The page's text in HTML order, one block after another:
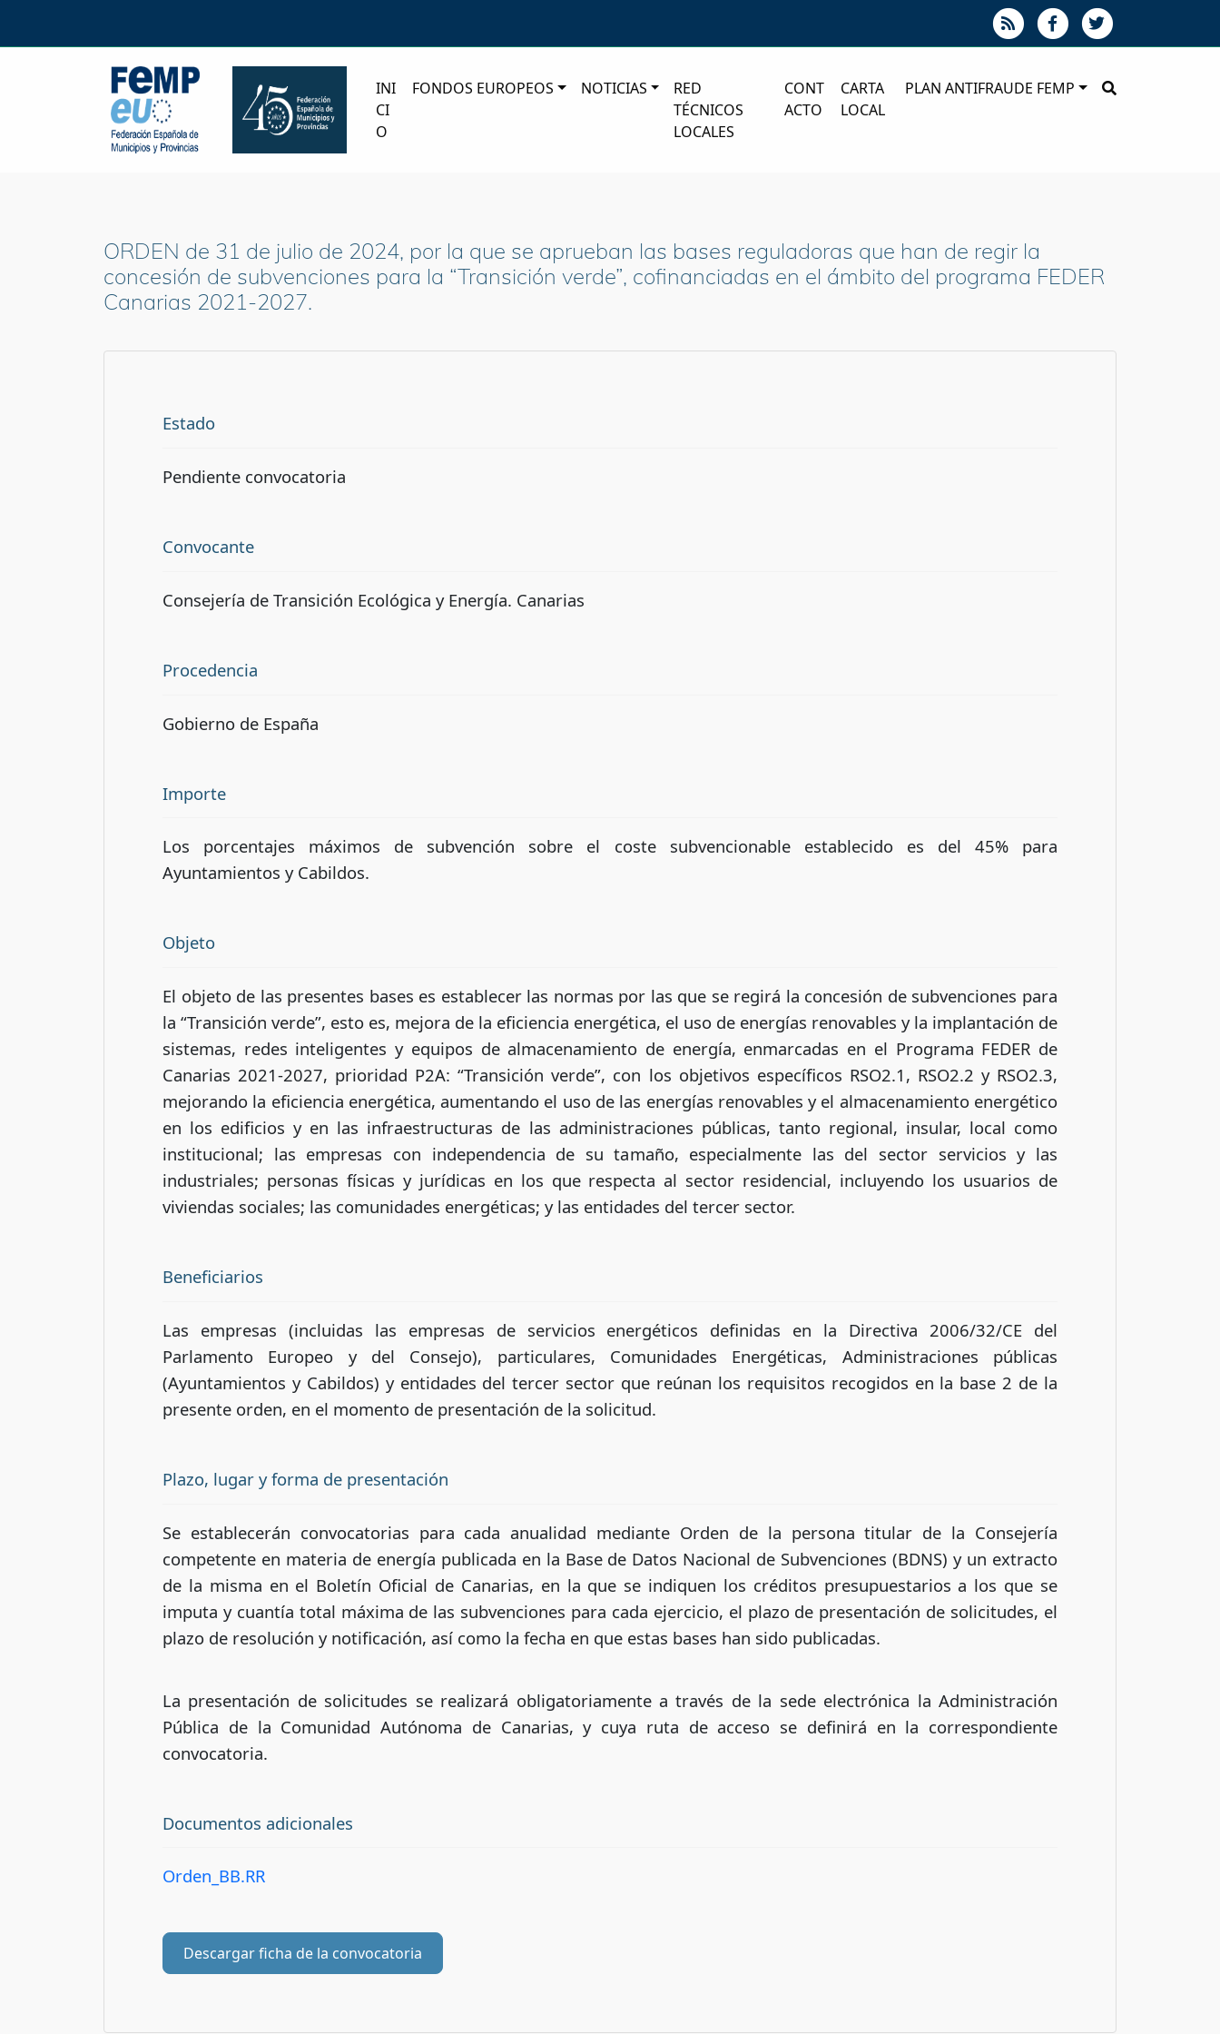
INI
CI
O
FONDOS EUROPEOS NOTICIAS
RED
TÉCNICOS
LOCALES
CONT
ACTO
CARTA
LOCAL
PLAN ANTIFRAUDE FEMP
ORDEN de 31 de julio de 2024, por la que se aprueban las bases reguladoras que han de regir la
concesión de subvenciones para la “Transición verde”, cofinanciadas en el ámbito del programa FEDER
Canarias 2021-2027.
Estado
Pendiente convocatoria
Convocante
Consejería de Transición Ecológica y Energía. Canarias
Procedencia
Gobierno de España
Importe
Los porcentajes máximos de subvención sobre el coste subvencionable establecido es del 45% para
Ayuntamientos y Cabildos.
Objeto
El objeto de las presentes bases es establecer las normas por las que se regirá la concesión de subvenciones para
la “Transición verde”, esto es, mejora de la eficiencia energética, el uso de energías renovables y la implantación de
sistemas, redes inteligentes y equipos de almacenamiento de energía, enmarcadas en el Programa FEDER de
Canarias 2021-2027, prioridad P2A: “Transición verde”, con los objetivos específicos RSO2.1, RSO2.2 y RSO2.3,
mejorando la eficiencia energética, aumentando el uso de las energías renovables y el almacenamiento energético
en los edificios y en las infraestructuras de las administraciones públicas, tanto regional, insular, local como
institucional; las empresas con independencia de su tamaño, especialmente las del sector servicios y las
industriales; personas físicas y jurídicas en los que respecta al sector residencial, incluyendo los usuarios de
viviendas sociales; las comunidades energéticas; y las entidades del tercer sector.
Beneficiarios
Las empresas (incluidas las empresas de servicios energéticos definidas en la Directiva 2006/32/CE del
Parlamento Europeo y del Consejo), particulares, Comunidades Energéticas, Administraciones públicas
(Ayuntamientos y Cabildos) y entidades del tercer sector que reúnan los requisitos recogidos en la base 2 de la
presente orden, en el momento de presentación de la solicitud.
Plazo, lugar y forma de presentación
Se establecerán convocatorias para cada anualidad mediante Orden de la persona titular de la Consejería
competente en materia de energía publicada en la Base de Datos Nacional de Subvenciones (BDNS) y un extracto
de la misma en el Boletín Oficial de Canarias, en la que se indiquen los créditos presupuestarios a los que se
imputa y cuantía total máxima de las subvenciones para cada ejercicio, el plazo de presentación de solicitudes, el
plazo de resolución y notificación, así como la fecha en que estas bases han sido publicadas.
La presentación de solicitudes se realizará obligatoriamente a través de la sede electrónica la Administración
Pública de la Comunidad Autónoma de Canarias, y cuya ruta de acceso se definirá en la correspondiente
convocatoria.
Documentos adicionales
Orden_BB.RR
Descargar ficha de la convocatoria